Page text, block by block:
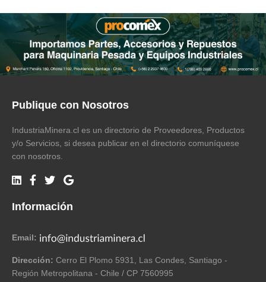
Publique con Nosotros
IndustriaMinera.cl es un directorio de Proveedores, Productos
y/o Servicios, si desea publicar en el directorio comuníquese
con nosotros.
Información
Email:
Dirección: Cerro El Plomo 5931, Las Condes, Santiago -
Región Metropolitana - Chile / CP 7560995